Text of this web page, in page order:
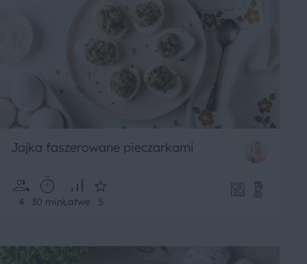
Jajka faszerowane pieczarkami
4 30 minŁatwe 5